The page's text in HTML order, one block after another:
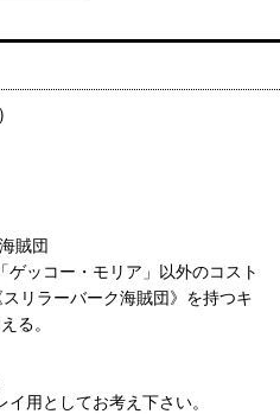
賊団
ゲッコー・モリア」以外のコスト
リラーバーク海賊団》を持つキ
る。
用としてお考え下さい。